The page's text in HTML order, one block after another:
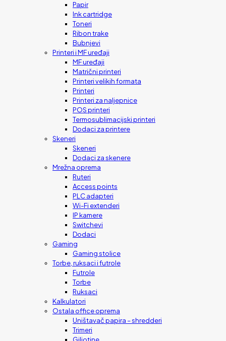
Papir
Ink cartridge
Toneri
Ribon trake
Bubnjevi
Printeri i MF uređaji
MF uređaji
Matrični printeri
Printeri velikih formata
Printeri
Printeri za naljepnice
POS printeri
Termosublimacijski printeri
Dodaci za printere
Skeneri
Skeneri
Dodaci za skenere
Mrežna oprema
Ruteri
Access points
PLC adapteri
Wi-Fi extenderi
IP kamere
Switchevi
Dodaci
Gaming
Gaming stolice
Torbe, ruksaci i futrole
Futrole
Torbe
Ruksaci
Kalkulatori
Ostala office oprema
Uništavač papira – shredderi
Trimeri